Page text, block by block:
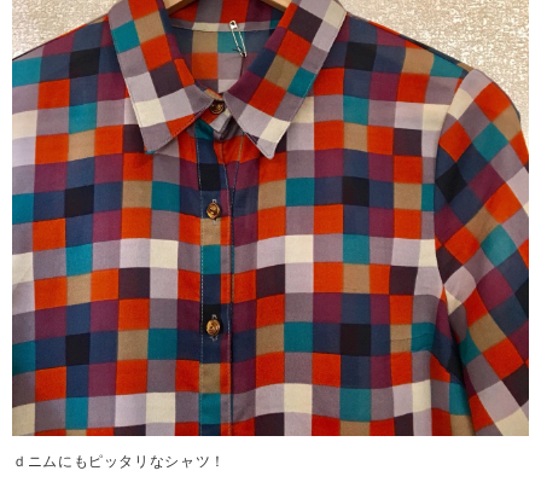
ｄニムにもピッタリなシャツ！